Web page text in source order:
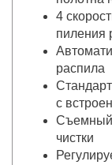
4
пиления
распила
с
Съемный
чистки